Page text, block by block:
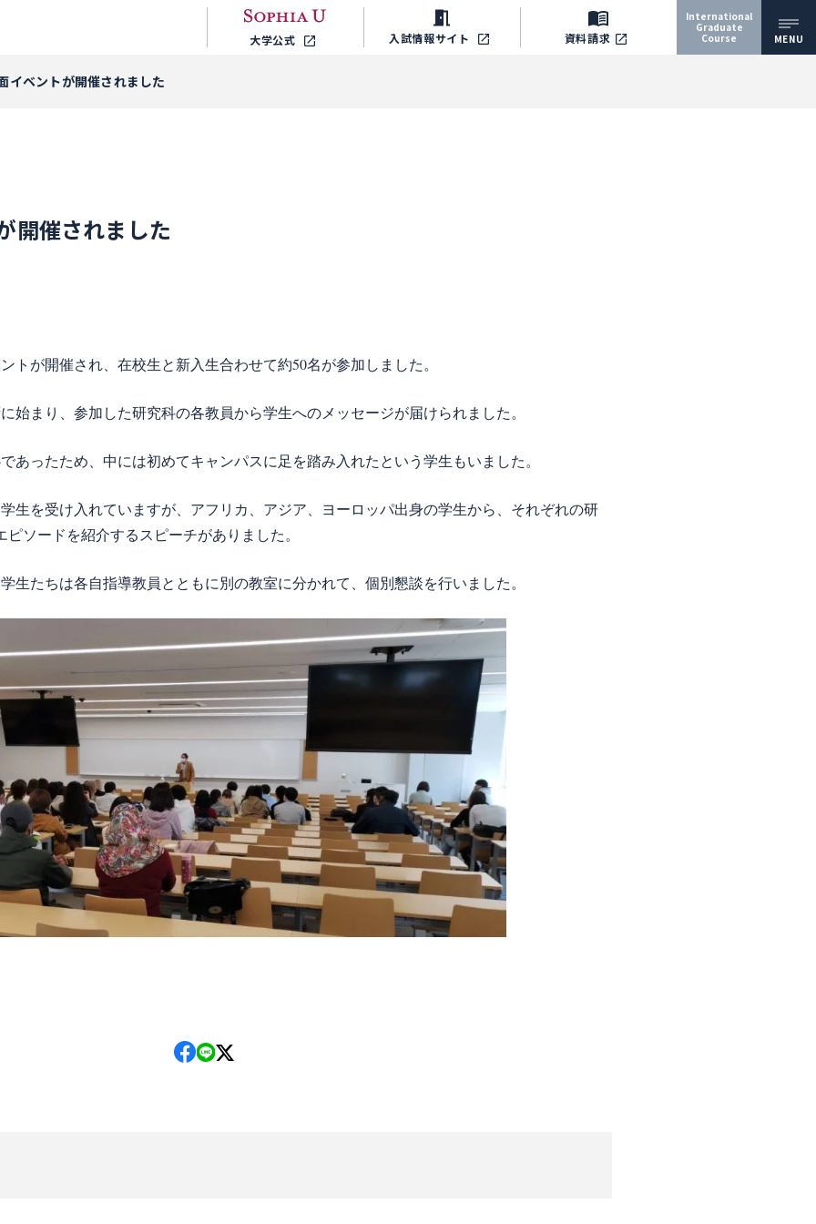
大学公式 入試情報サイト 資料請求
International
Graduate
Course
MENU
イベントが開催されました
開催されました
トが開催され、在校生と新入生合わせて約50名が参加しました。
始まり、参加した研究科の各教員から学生へのメッセージが届けられました。
あったため、中には初めてキャンパスに足を踏み入れたという学生もいました。
生を受け入れていますが、アフリカ、アジア、ヨーロッパ出身の学生から、それぞれの研
ソードを紹介するスピーチがありました。
生たちは各自指導教員とともに別の教室に分かれて、個別懇談を行いました。